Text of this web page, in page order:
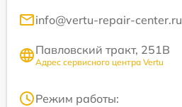
info@vertu-repair-center.ru
Павловский тракт, 251В
Адрес сервисного центра Vertu
Режим работы: